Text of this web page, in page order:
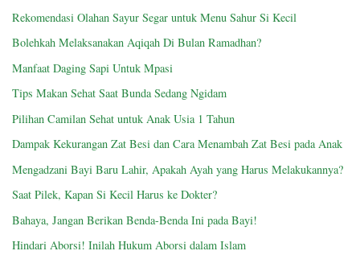
Rekomendasi Olahan Sayur Segar untuk Menu Sahur Si Kecil
Bolehkah Melaksanakan Aqiqah Di Bulan Ramadhan?
Manfaat Daging Sapi Untuk Mpasi
Tips Makan Sehat Saat Bunda Sedang Ngidam
Pilihan Camilan Sehat untuk Anak Usia 1 Tahun
Dampak Kekurangan Zat Besi dan Cara Menambah Zat Besi pada Anak
Mengadzani Bayi Baru Lahir, Apakah Ayah yang Harus Melakukannya?
Saat Pilek, Kapan Si Kecil Harus ke Dokter?
Bahaya, Jangan Berikan Benda-Benda Ini pada Bayi!
Hindari Aborsi! Inilah Hukum Aborsi dalam Islam